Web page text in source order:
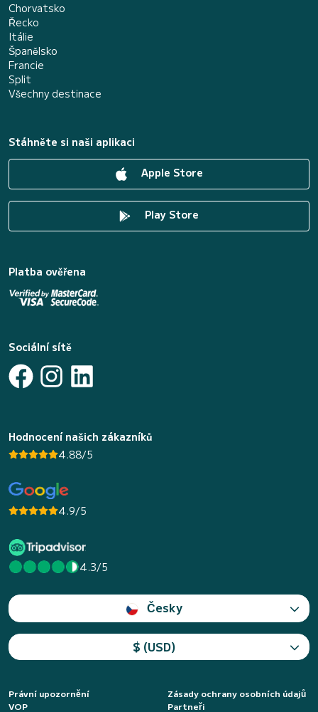
Chorvatsko
Řecko
Itálie
Španělsko
Francie
Split
Všechny destinace
Stáhněte si naši aplikaci
Apple Store
Play Store
Platba ověřena
Sociální sítě
Hodnocení našich zákazníků
4.88/5
4.9/5
4.3/5
Česky
$ (USD)
Právní upozornění
Zásady ochrany osobních údajů
VOP
Partneři